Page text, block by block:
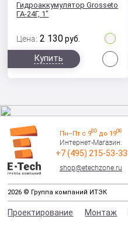
Гидроаккумулятор Grosseto
ГА-24Г, 1"
Цена: 2 130 руб.
Купить
Пн–Пт с 900 до 1900
Интернет-Магазин:
+7 (495) 215-53-33
shop@etechzone.ru
2026 © Группа компаний ИТЭК
Проектирование Монтаж